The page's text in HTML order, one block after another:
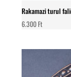
Rakamazi turul
6.300Ft